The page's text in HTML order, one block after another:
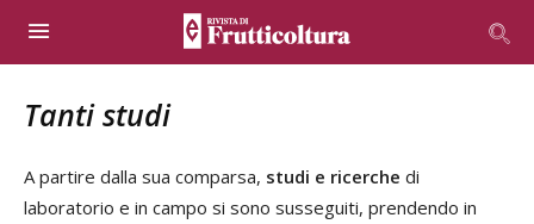
in programmi di intervento intensi come quelli relativi alla
maculatura bruna.
Tanti studi
A partire dalla sua comparsa, studi e ricerche di
laboratorio e in campo si sono susseguiti, prendendo in